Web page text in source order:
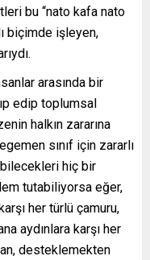
bu “nato kafa nato
biçimde işleyen,
arasında bir
edip toplumsal
halkın zararına
sınıf için zararlı
hiç bir
tutabiliyorsa eğer,
her türlü çamuru,
aydınlara karşı her
desteklemekten